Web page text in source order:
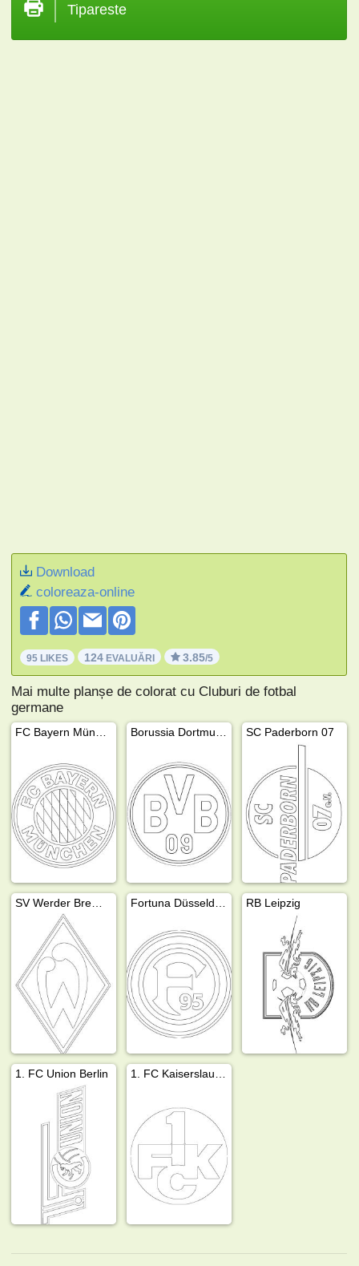
Tipareste
Download
coloreaza-online
95 LIKES 124 EVALUĂRI 3.85/5
Mai multe planșe de colorat cu Cluburi de fotbal
germane
SC Paderborn 07
RB Leipzig
1. FC Union Berlin